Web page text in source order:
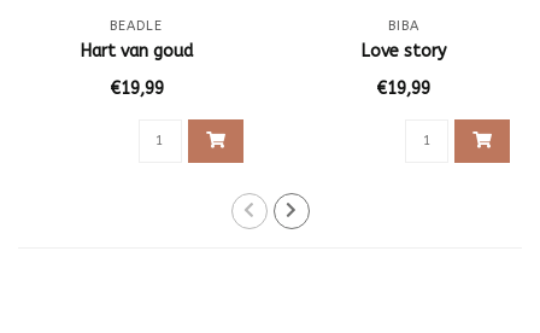
BEADLE
Hart van goud
€19,99
BIBA
Love story
€19,99